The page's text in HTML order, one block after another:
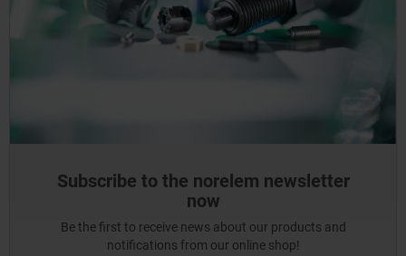
Subscribe to the norelem newsletter
now
Be the first to receive news about our products and
notifications from our online shop!